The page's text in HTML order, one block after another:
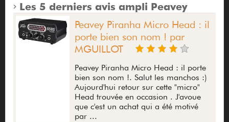
Les 5 derniers avis ampli Peavey
Peavey Piranha Micro Head : il
porte bien son nom ! par
MGUILLOT
Peavey Piranha Micro Head : il porte
bien son nom !. Salut les manchos :)
Aujourd'hui retour sur cette "micro"
Head trouvée en occasion . J'avoue
que c'est un achat qui a été motivé
par ...